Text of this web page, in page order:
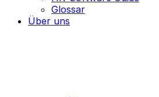
Glossar
Über uns